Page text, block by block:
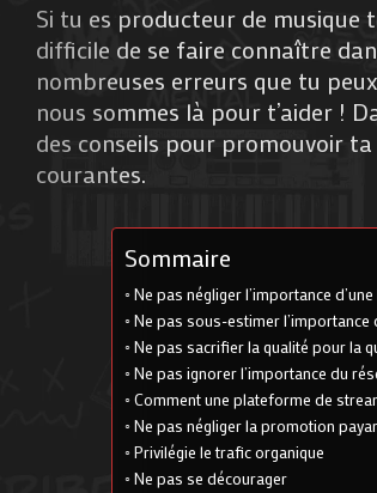
Si tu es producteur de musique
difficile de se faire connaître
nombreuses erreurs que tu
nous sommes là pour t’aider !
des conseils pour promouvoir
courantes.
Sommaire
Ne pas négliger l’importance
Ne pas sous-estimer l’importance
Ne pas sacrifier la qualité pour la
Ne pas ignorer l’importance du
Comment une plateforme de
Ne pas négliger la promotion
Privilégie le trafic organique
Ne pas se décourager